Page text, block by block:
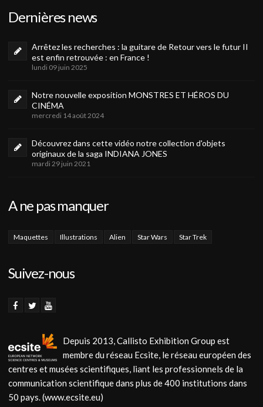
Dernières news
Arrêtez les recherches : la guitare de Retour vers le futur II
est enfin retrouvée : en France !
lundi 09 juin 2025
Notre nouvelle exposition MONSTRES ET HÉROS DU
CINÉMA
mercredi 14 août 2024
Découvrez dans cette vidéo notre collection d'objets
originaux de la saga INDIANA JONES
mardi 29 juin 2021
A ne pas manquer
Maquettes Illustrations Alien Star Wars Star Trek
Suivez-nous
Depuis 2013, Callisto Exhibition Group est
membre du réseau Ecsite, le réseau européen des
centres et musées scientifiques, liant les professionnels de la
communication scientifique dans plus de 400 institutions dans
50 pays. (www.ecsite.eu)